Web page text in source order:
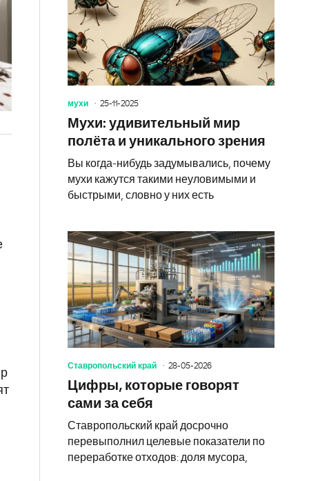
мухи 25-11-2025
Мухи: удивительный мир
полёта и уникального зрения
Вы когда-нибудь задумывались, почему
мухи кажутся такими неуловимыми и
быстрыми, словно у них есть
Ставропольский край 28-05-2026
Цифры, которые говорят
сами за себя
Ставропольский край досрочно
перевыполнил целевые показатели по
переработке отходов: доля мусора,